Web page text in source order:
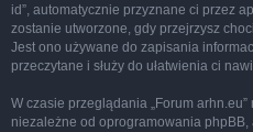
id”, automatycznie przyznane ci przez
zostanie utworzone, gdy przejrzysz
Jest ono używane do zapisania
przeczytane i służy do ułatwienia ci
W czasie przeglądania „Forum
niezależne od oprogramowania